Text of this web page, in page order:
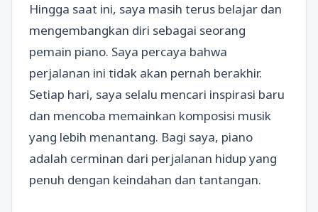
Hingga saat ini, saya masih terus belajar dan
mengembangkan diri sebagai seorang
pemain piano. Saya percaya bahwa
perjalanan ini tidak akan pernah berakhir.
Setiap hari, saya selalu mencari inspirasi baru
dan mencoba memainkan komposisi musik
yang lebih menantang. Bagi saya, piano
adalah cerminan dari perjalanan hidup yang
penuh dengan keindahan dan tantangan.